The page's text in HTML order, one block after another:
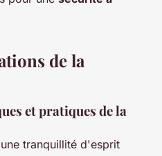
de la
et pratiques de la
tranquillité d'esprit